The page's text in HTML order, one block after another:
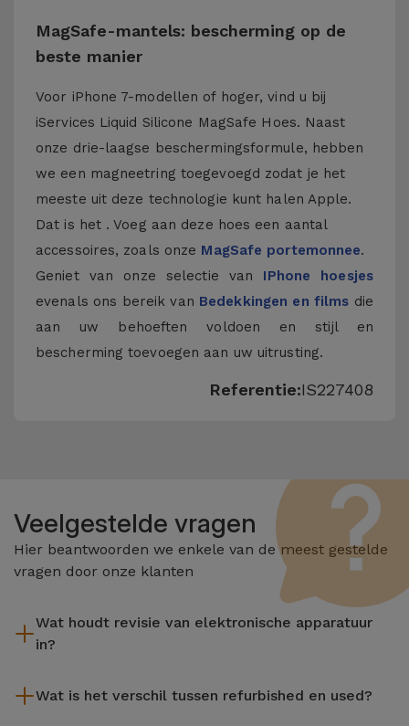
MagSafe-mantels: bescherming op de
beste manier
Voor iPhone 7-modellen of hoger, vind u bij
iServices Liquid Silicone MagSafe Hoes. Naast
onze drie-laagse beschermingsformule, hebben
we een magneetring toegevoegd zodat je het
meeste uit deze technologie kunt halen Apple.
Dat is het . Voeg aan deze hoes een aantal
accessoires, zoals onze MagSafe portemonnee.
Geniet van onze selectie van IPhone hoesjes
evenals ons bereik van Bedekkingen en films die
aan uw behoeften voldoen en stijl en
bescherming toevoegen aan uw uitrusting.
Referentie:IS227408
Veelgestelde vragen
Hier beantwoorden we enkele van de meest gestelde
vragen door onze klanten
Wat houdt revisie van elektronische apparatuur
in?
reiniging, en niet te vergeten het repareren van elk defect
Wat is het verschil tussen refurbished en used?